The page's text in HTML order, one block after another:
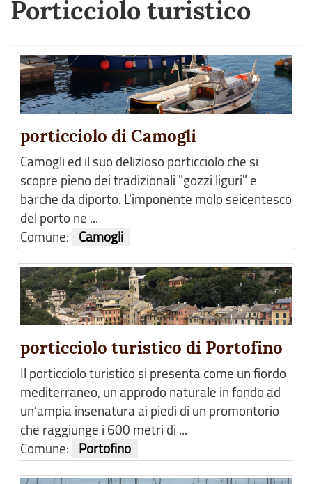
Porticciolo turistico
porticciolo di Camogli
Camogli ed il suo delizioso porticciolo che si
scopre pieno dei tradizionali "gozzi liguri" e
barche da diporto. L'imponente molo seicentesco
del porto ne ...
Comune:
Camogli
porticciolo turistico di Portofino
Il porticciolo turistico si presenta come un fiordo
mediterraneo, un approdo naturale in fondo ad
un’ampia insenatura ai piedi di un promontorio
che raggiunge i 600 metri di ...
Comune:
Portofino